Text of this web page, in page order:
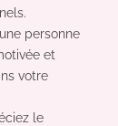
personne
et
votre
le